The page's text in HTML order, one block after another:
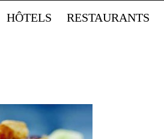
HÔTELS RESTAURANTS